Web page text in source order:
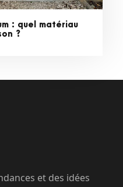
: quel matériau
?
et des idées